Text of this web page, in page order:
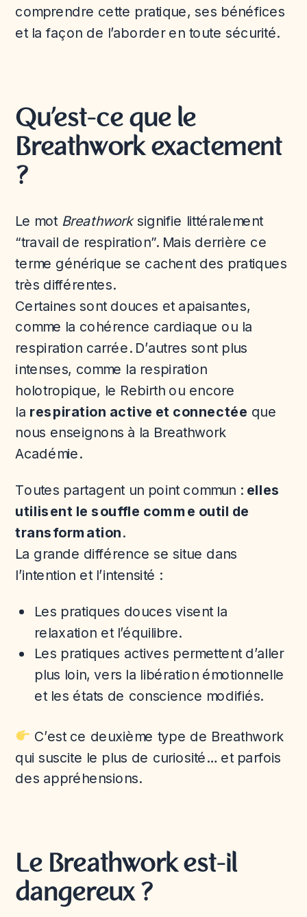
comprendre cette pratique, ses bénéfices
et la façon de l’aborder en toute sécurité.
Qu’est-ce que le
Breathwork exactement
?
Le mot Breathworksignifie littéralement
“travail de respiration”. Mais derrière ce
terme générique se cachent des pratiques
très différentes.
Certaines sont douces et apaisantes,
comme la cohérence cardiaque ou la
respiration carrée. D’autres sont plus
intenses, comme la respiration
holotropique, le Rebirth ou encore
la respiration active et connectée que
nous enseignons à la Breathwork
Académie.
Toutes partagent un point commun : elles
utilisent le souffle comme outil de
transformation.
La grande différence se situe dans
l’intention et l’intensité :
Les pratiques douces visent la
relaxation et l’équilibre.
Les pratiques actives permettent d’aller
plus loin, vers la libération émotionnelle
et les états de conscience modifiés.
C’est ce deuxième type de Breathwork
qui suscite le plus de curiosité… et parfois
des appréhensions.
Le Breathwork est-il
dangereux ?